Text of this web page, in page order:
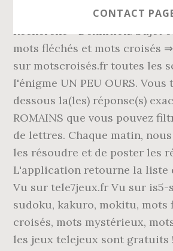
CONTACT
Recherche - Définition. Sujet
mots fléchés et mots croisés ⇒
sur motscroisés.fr toutes les
l'énigme UN PEU OURS.
dessous la(les) réponse(s)
ROMAINS que vous pouvez
de lettres. Chaque matin,
les résoudre et de poster les
L'application retourne la liste
Vu sur tele7jeux.fr Vu sur is5-
sudoku, kakuro, mokitu, mots
croisés, mots mystérieux,
les jeux telejeux sont gratuits